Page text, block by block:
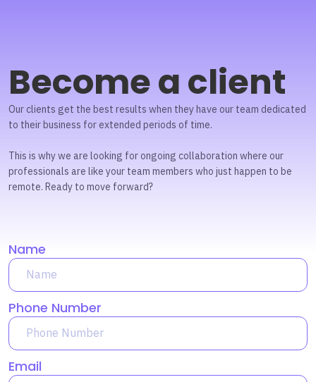
Become a client
Our clients get the best results when they have our team dedicated
to their business for extended periods of time.
This is why we are looking for ongoing collaboration where our
professionals are like your team members who just happen to be
remote. Ready to move forward?
Name
Phone Number
Email